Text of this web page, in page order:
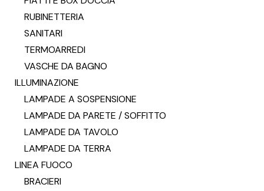
RUBINETTERIA
SANITARI
TERMOARREDI
VASCHE DA BAGNO
ILLUMINAZIONE
LAMPADE A SOSPENSIONE
LAMPADE DA PARETE / SOFFITTO
LAMPADE DA TAVOLO
LAMPADE DA TERRA
LINEA FUOCO
BRACIERI